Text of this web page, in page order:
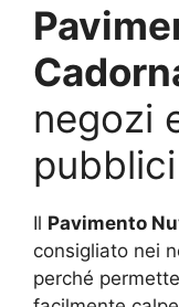
negozi
pubblici
Il Pavimento
consigliato nei
perché